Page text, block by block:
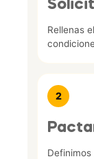
Rellenas
2